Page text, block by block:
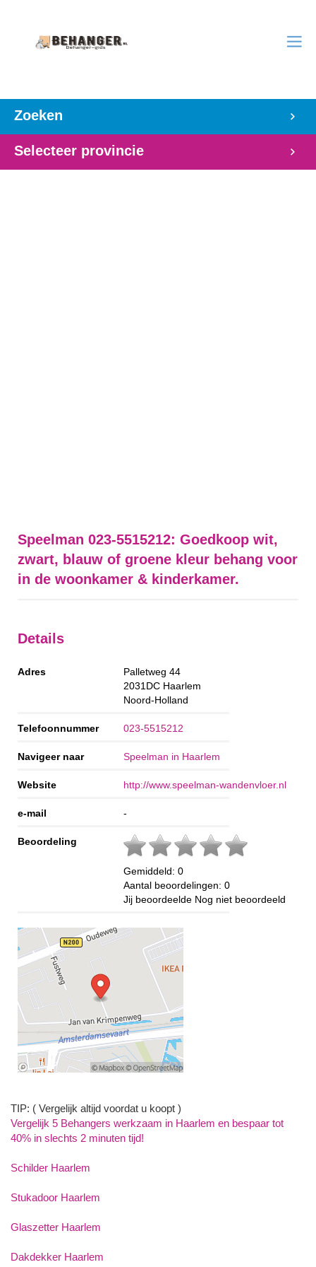
Zoeken
Selecteer provincie
Speelman 023-5515212: Goedkoop wit,
zwart, blauw of groene kleur behang voor
in de woonkamer & kinderkamer.
Details
Adres
Palletweg 44
2031DC Haarlem
Noord-Holland
Telefoonnummer 023-5515212
Navigeer naar Speelman in Haarlem
Website http://www.speelman-wandenvloer.nl
e-mail -
Beoordeling
Gemiddeld: 0
Aantal beoordelingen: 0
Jij beoordeelde Nog niet beoordeeld
TIP: ( Vergelijk altijd voordat u koopt )
Vergelijk 5 Behangers werkzaam in Haarlem en bespaar tot
40% in slechts 2 minuten tijd!
Schilder Haarlem
Stukadoor Haarlem
Glaszetter Haarlem
Dakdekker Haarlem